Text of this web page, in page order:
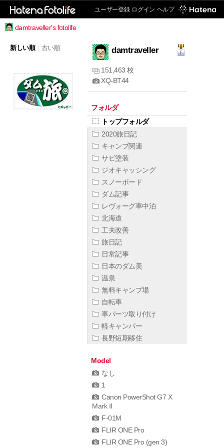
ユーザー登録 ログイン ヘルプ
damtraveller's fotolife
新しい順 古い順 damtraveller
151,463 枚
XQ-BT44
フォルダ
トップフォルダ
2020旅日記
キャンプ関連
サビ塗装
ジオキャッシング
スノーボード
ダム記事
レヴォーグ車中泊
北海道
工夫改善
旅日記
日常記事
日本のダム美
温泉
無料キャンプ場
自転車
車パーツ取り付け
軽キャンパー
長野短期移住
Model
なし
1
Canon PowerShot G7 X
Mark II
F-01M
FLIR ONE Pro
FLIR ONE Pro (gen 3)